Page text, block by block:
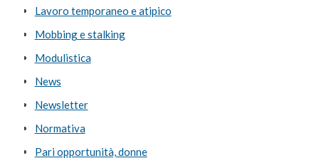
Lavoro temporaneo e atipico
Mobbing e stalking
Modulistica
News
Newsletter
Normativa
Pari opportunità, donne